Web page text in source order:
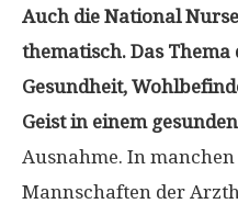
Auch die National
thematisch. Das
Gesundheit,
Geist in einem
Ausnahme. In
Mannschaften der